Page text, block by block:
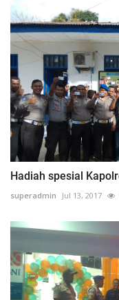
Hadiah spesial
superadmin Jul 13, 2017